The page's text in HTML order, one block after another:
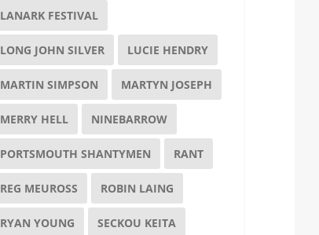
LANARK FESTIVAL
LONG JOHN SILVER LUCIE HENDRY
MARTIN SIMPSON MARTYN JOSEPH
MERRY HELL NINEBARROW
PORTSMOUTH SHANTYMEN RANT
REG MEUROSS ROBIN LAING
RYAN YOUNG SECKOU KEITA